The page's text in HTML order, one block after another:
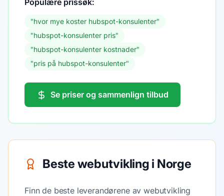
Populære prissøk:
"hvor mye koster hubspot-konsulenter"
"hubspot-konsulenter pris"
"hubspot-konsulenter kostnader"
"pris på hubspot-konsulenter"
Se priser og sammenlign tilbud
Beste webutvikling i Norge
Finn de beste leverandørene av webutvikling